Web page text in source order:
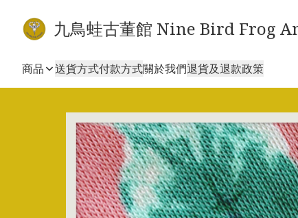
九鳥蛙古董館 Nine Bird Frog
商品 送貨方式付款方式關於我們退貨及退款政策